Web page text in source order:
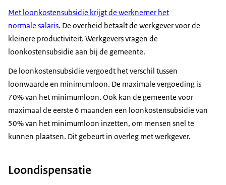
Met loonkostensubsidie krijgt de werknemer het
normale salaris. De overheid betaalt de werkgever voor de
kleinere productiviteit. Werkgevers vragen de
loonkostensubsidie aan bij de gemeente.
De loonkostensubsidie vergoedt het verschil tussen
loonwaarde en minimumloon. De maximale vergoeding is
70% van het minimumloon. Ook kan de gemeente voor
maximaal de eerste 6 maanden een loonkostensubsidie van
50% van het minimumloon inzetten, om mensen snel te
kunnen plaatsen. Dit gebeurt in overleg met werkgever.
Loondispensatie